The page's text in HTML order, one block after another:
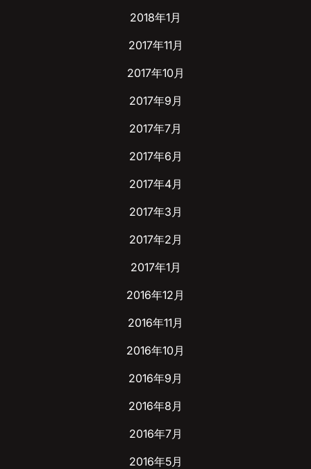
2018年1月
2017年11月
2017年10月
2017年9月
2017年7月
2017年6月
2017年4月
2017年3月
2017年2月
2017年1月
2016年12月
2016年11月
2016年10月
2016年9月
2016年8月
2016年7月
2016年5月